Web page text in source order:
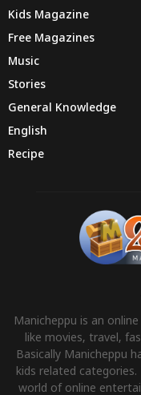
Kids Magazine
Free Magazines
Music
Stories
General Knowledge
English
Recipe
Manicheppu is an
like movies, travel,
Basically Manicheppu
kids related
world of online